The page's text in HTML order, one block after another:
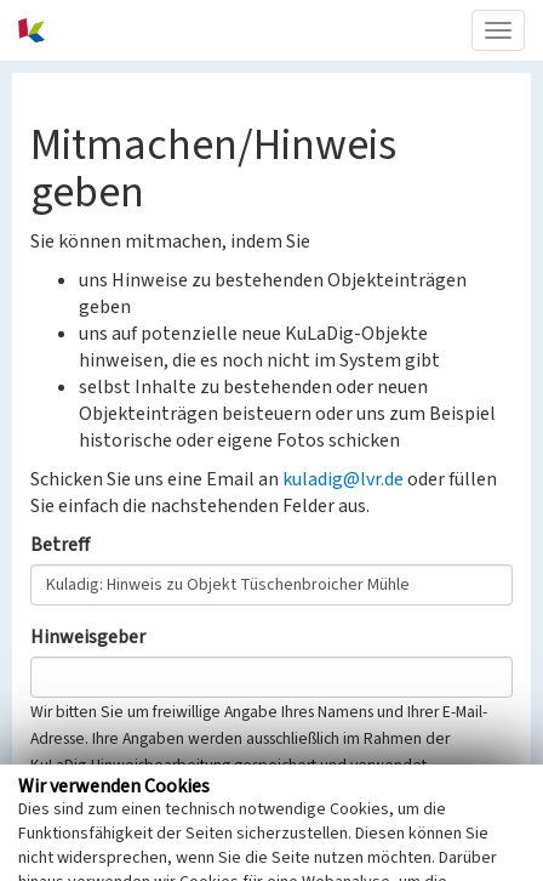
Mitmachen/Hinweis
geben
Sie können mitmachen, indem Sie
uns Hinweise zu bestehenden Objekteinträgen
geben
uns auf potenzielle neue KuLaDig-Objekte
hinweisen, die es noch nicht im System gibt
selbst Inhalte zu bestehenden oder neuen
Objekteinträgen beisteuern oder uns zum Beispiel
historische oder eigene Fotos schicken
Schicken Sie uns eine Email an kuladig@lvr.deoder füllen
Sie einfach die nachstehenden Felder aus.
Betreff
Hinweisgeber
Wir bitten Sie um freiwillige Angabe Ihres Namens und Ihrer E-Mail-
Adresse. Ihre Angaben werden ausschließlich im Rahmen der
KuLaDig-Hinweisbearbeitung gespeichert und verwendet.
Selbstverständlich werden diese entsprechend der Vorschriften des
Telemediengesetzes, des Datenschutzgesetzes NRW und der seit
dem 25.05.2018 gültigen Europäischen Datenschutzgrundverordnung
(EU-DSGVO) vertraulich behandelt, beachten Sie bitte unsere
Wir verwenden Cookies
Dies sind zum einen technisch notwendige Cookies, um die
Funktionsfähigkeit der Seiten sicherzustellen. Diesen können Sie
nicht widersprechen, wenn Sie die Seite nutzen möchten. Darüber